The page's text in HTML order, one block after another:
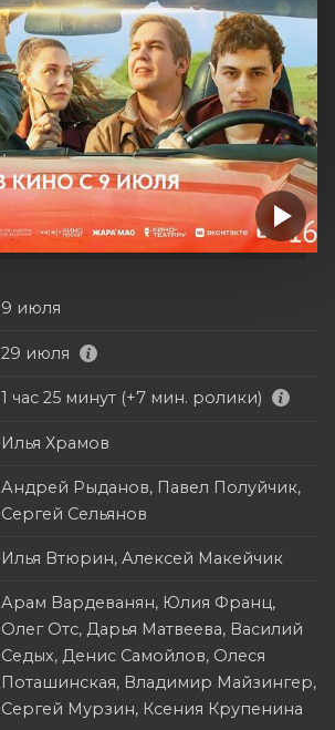
9 июля
29 июля
1 час 25 минут (+7 мин. ролики)
Илья Храмов
Андрей Рыданов, Павел Полуйчик,
Сергей Сельянов
Илья Втюрин, Алексей Макейчик
Арам Вардеванян, Юлия Франц,
Олег Отс, Дарья Матвеева, Василий
Седых, Денис Самойлов, Олеся
Поташинская, Владимир Майзингер,
Сергей Мурзин, Ксения Крупенина